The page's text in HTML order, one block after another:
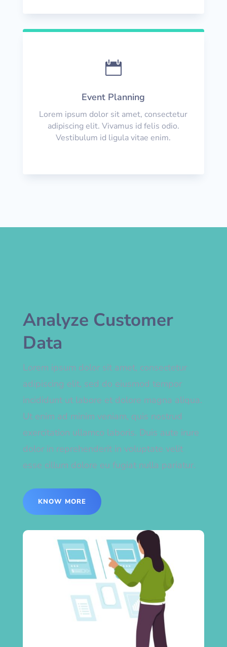

Event Planning
Lorem ipsum dolor sit amet, consectetur
adipiscing elit. Vivamus id felis odio.
Vestibulum id ligula vitae enim.
Analyze Customer
Data
Lorem ipsum dolor sit amet, consectetur
adipiscing elit, sed do eiusmod tempor
incididunt ut labore et dolore magna aliqua.
Ut enim ad minim veniam, quis nostrud
exercitation ullamco laboris. Duis aute irure
dolor in reprehenderit in voluptate velit
esse cillum dolore eu fugiat nulla pariatur.
KNOW MORE